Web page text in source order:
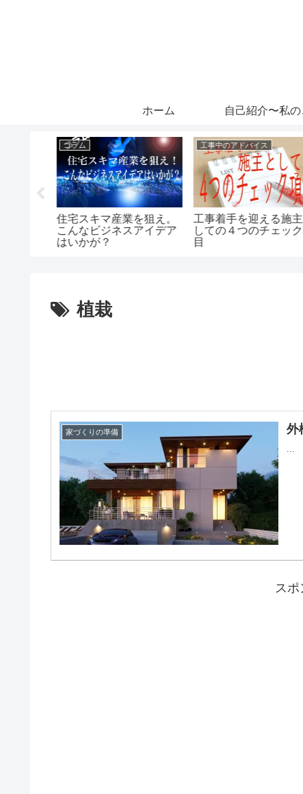
ホーム 自己紹介〜私
コラム
住宅スキマ産業を狙え。
こんなビジネスアイデア
はいかが？
工事中のアドバイス
工事着手を迎える施
しての４つのチェッ
目
植栽
家づくりの準備 外
...
スポ